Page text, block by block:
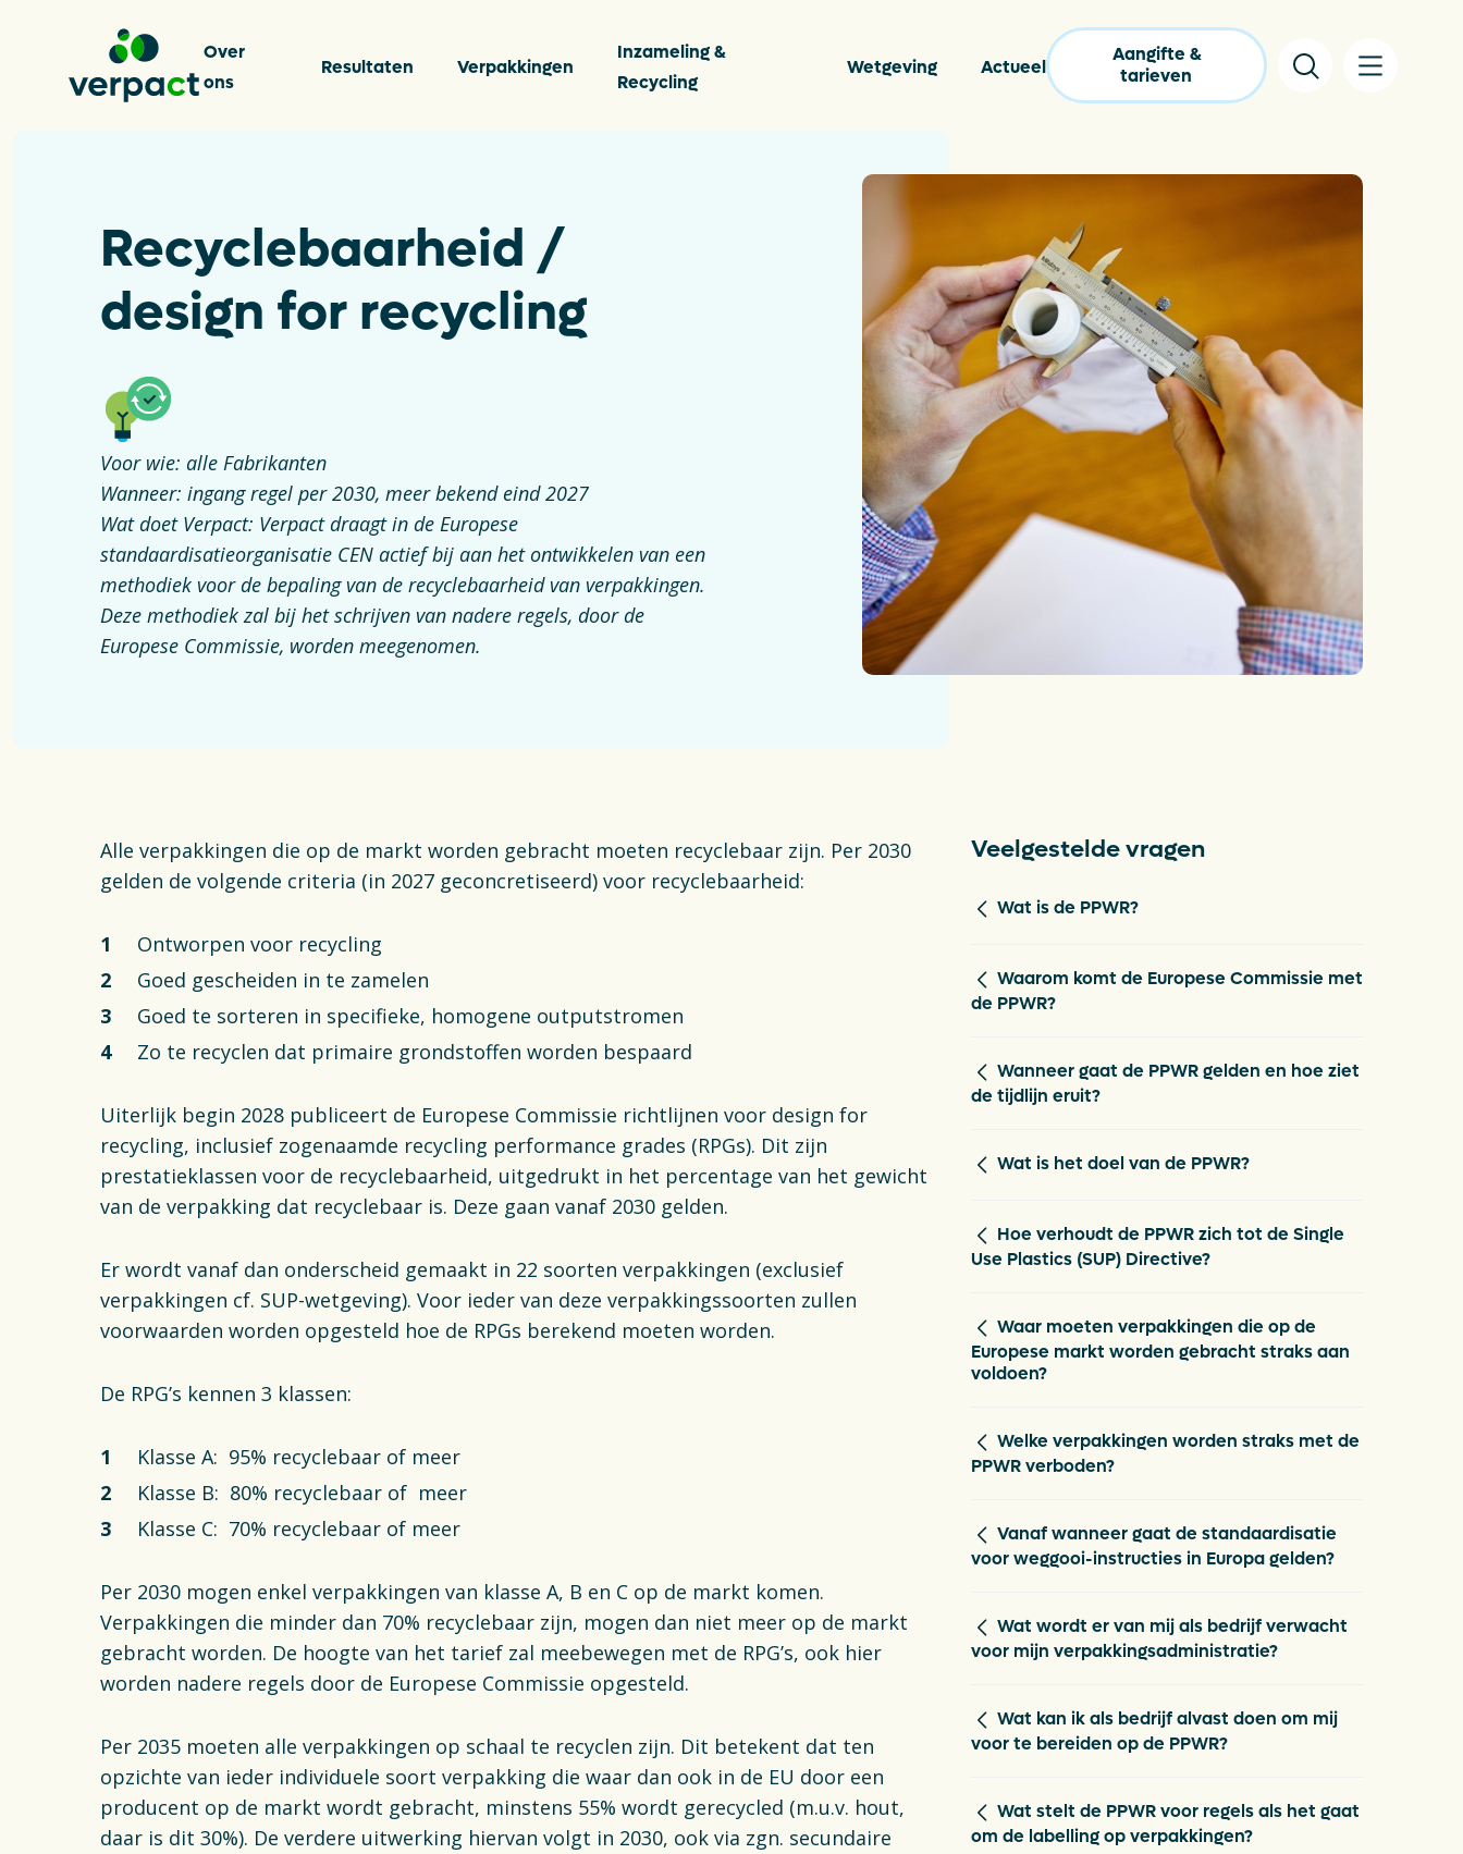
Over
ons
Resultaten Verpakkingen
Inzameling &
Recycling
Wetgeving Actueel
Aangifte &
tarieven
Over ons
Resultaten
Inzameling & Recycling
Wetgeving
Veelgestelde vragen
Verpakkingencatalogus
Pers
Contact
Downloads
De Plastic Wijzer
Deltaplan Circulaire
Plastic Verpakkingen
Financiën
VacaturesOpens in a new tab
Recyclebaarheid /
design for recycling
Voor wie: alle Fabrikanten
Wanneer: ingang regel per 2030, meer bekend eind 2027
Wat doet Verpact: Verpact draagt in de Europese
standaardisatieorganisatie CEN actief bij aan het ontwikkelen van een
methodiek voor de bepaling van de recyclebaarheid van verpakkingen.
Deze methodiek zal bij het schrijven van nadere regels, door de
Europese Commissie, worden meegenomen.
Alle verpakkingen die op de markt worden gebracht moeten recyclebaar zijn. Per 2030
gelden de volgende criteria (in 2027 geconcretiseerd) voor recyclebaarheid:
Ontworpen voor recycling
Goed gescheiden in te zamelen
Goed te sorteren in specifieke, homogene outputstromen
Zo te recyclen dat primaire grondstoffen worden bespaard
Uiterlijk begin 2028 publiceert de Europese Commissie richtlijnen voor design for
recycling, inclusief zogenaamde recycling performance grades (RPGs). Dit zijn
prestatieklassen voor de recyclebaarheid, uitgedrukt in het percentage van het gewicht
van de verpakking dat recyclebaar is. Deze gaan vanaf 2030 gelden.
Er wordt vanaf dan onderscheid gemaakt in 22 soorten verpakkingen (exclusief
verpakkingen cf. SUP-wetgeving). Voor ieder van deze verpakkingssoorten zullen
voorwaarden worden opgesteld hoe de RPGs berekend moeten worden.
De RPG’s kennen 3 klassen:
Klasse A: 95% recyclebaar of meer
Klasse B: 80% recyclebaar of meer
Klasse C: 70% recyclebaar of meer
Per 2030 mogen enkel verpakkingen van klasse A, B en C op de markt komen.
Verpakkingen die minder dan 70% recyclebaar zijn, mogen dan niet meer op de markt
gebracht worden. De hoogte van het tarief zal meebewegen met de RPG’s, ook hier
worden nadere regels door de Europese Commissie opgesteld.
Per 2035 moeten alle verpakkingen op schaal te recyclen zijn. Dit betekent dat ten
opzichte van ieder individuele soort verpakking die waar dan ook in de EU door een
producent op de markt wordt gebracht, minstens 55% wordt gerecycled (m.u.v. hout,
daar is dit 30%). De verdere uitwerking hiervan volgt in 2030, ook via zgn. secundaire
Veelgestelde vragen
Wat is de PPWR?
Waarom komt de Europese Commissie met
de PPWR?
Wanneer gaat de PPWR gelden en hoe ziet
de tijdlijn eruit?
Wat is het doel van de PPWR?
Hoe verhoudt de PPWR zich tot de Single
Use Plastics (SUP) Directive?
Waar moeten verpakkingen die op de
Europese markt worden gebracht straks aan
voldoen?
Welke verpakkingen worden straks met de
PPWR verboden?
Vanaf wanneer gaat de standaardisatie
voor weggooi-instructies in Europa gelden?
Wat wordt er van mij als bedrijf verwacht
voor mijn verpakkingsadministratie?
Wat kan ik als bedrijf alvast doen om mij
voor te bereiden op de PPWR?
Wat stelt de PPWR voor regels als het gaat
om de labelling op verpakkingen?